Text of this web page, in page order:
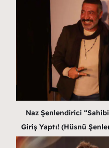
Naz Şenlendirici
Giriş Yaptı! (Hüsnü